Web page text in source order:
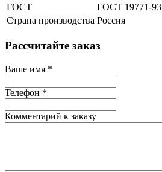
ГОСТ
ГОСТ 19771-93
Страна производства Россия
Рассчитайте заказ
Ваше имя *
Телефон *
Комментарий к заказу